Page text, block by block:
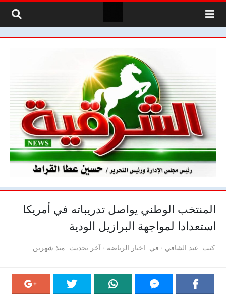
المنتخب الوطني يواصل تدريباته في أمريكا
استعدادا لمواجهة البرازيل الودية
كتب عبد الشافي في اخبار الرياضة آخر تحديث منذ شهرين